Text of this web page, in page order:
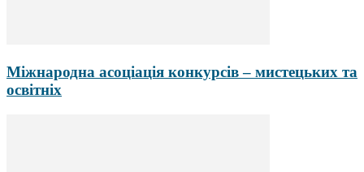
Міжнародна асоціація конкурсів – мистецьких та
освітніх